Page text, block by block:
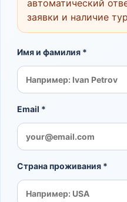
автоматический
заявки и наличие
Имя и фамилия *
Email *
Страна проживания *